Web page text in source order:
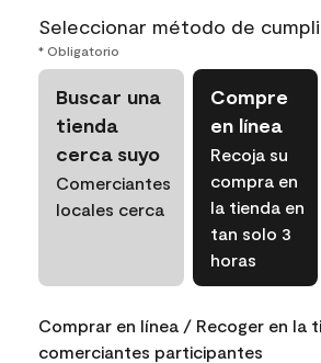
Seleccionar método de
* Obligatorio
Buscar una
tienda
cerca suyo
Comerciantes
locales cerca
Compre
en línea
Recoja su
compra en
la tienda en
tan solo 3
horas
Comprar en línea / Recoger en la
comerciantes participantes